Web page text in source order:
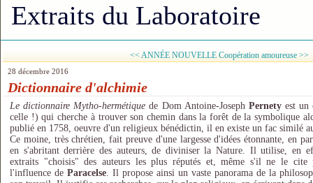
Extraits du Laboratoire
<< ANNÉE NOUVELLE Coopération amoureuse >>
28 décembre 2016
Dictionnaire d'alchimie
Le dictionnaire Mytho-hermétique de Dom Antoine-Joseph Pernetyest un
celle !) qui cherche à trouver son chemin dans la forêt de la symbolique
publié en 1758, oeuvre d'un religieux bénédictin, il en existe un fac similé
Ce moine, très chrétien, fait preuve d'une largesse d'idées étonnante, en
en s'abritant derrière des auteurs, de diviniser la Nature. Il utilise, en
extraits "choisis" des auteurs les plus réputés et, même s'il ne le cite
l'influence de Paracelse. Il propose ainsi un vaste panorama de la